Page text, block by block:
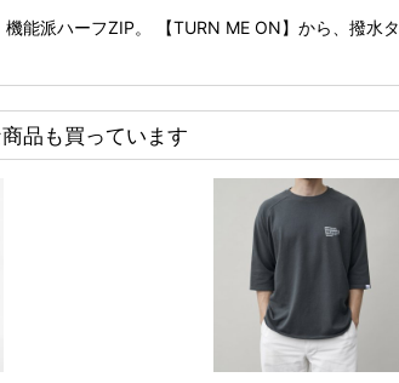
機能派ハーフZIP。 【TURN ME ON】から、撥
品も買っています